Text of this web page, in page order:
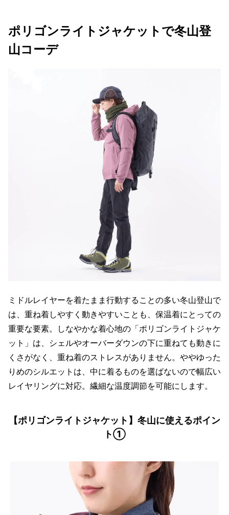
ポリゴンライトジャケットで冬山登
山コーデ
ミドルレイヤーを着たまま行動することの多い冬山登山で
は、重ね着しやすく動きやすいことも、保温着にとっての
重要な要素。しなやかな着心地の「ポリゴンライトジャケ
ット」は、シェルやオーバーダウンの下に重ねても動きに
くさがなく、重ね着のストレスがありません。ややゆった
りめのシルエットは、中に着るものを選ばないので幅広い
レイヤリングに対応。繊細な温度調節を可能にします。
【ポリゴンライトジャケット】冬山に使えるポイン
ト①